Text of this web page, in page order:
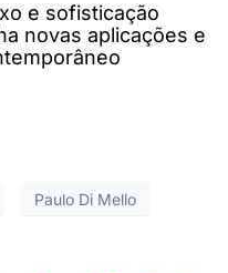
e sofisticação
novas aplicações e
Paulo Di Mello